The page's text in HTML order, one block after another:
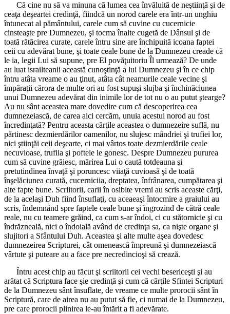
Că cine nu să va minuna că lumea cea învăluită de neştiinţă şi de
ceaţa deşeartei credinţă, fiindcă un norod carele era într-un unghiu
întunecat al pământului, carele cum să cuvine cu cucernicie
cinsteaşte pre Dumnezeu, şi tocma înalte cugetă de Dânsul şi de
toată rătăcirea curate, carele întru sine are închipuită icoana faptei
ceii cu adevărat bune, şi toate ceale bune de la Dumnezeu creade că
le ia, legii Lui să supune, pre El povăţuitoriu Îl urmează? De unde
au luat israilteanii această cunoştinţă a lui Dumnezeu şi în ce chip
întru atâta vreame o au ţinut, atâta cât neamurile ceale vecine şi
împăraţii cărora de multe ori au fost supuşi slujba şi închinăciunea
unui Dumnezeu adevărat din inimile lor de tot nu o au putut ştearge?
Au nu sânt aceastea mare dovedire cum că descoperirea cea
dumnezeiască, de carea aici cercăm, unuia acestui norod au fost
încredinţată? Pentru aceasta cărţile aceastea o dumnezeire suflă, nu
părtinesc dezmierdărilor oamenilor, nu slujesc mândriei şi trufiei lor,
nici ştiinţăi ceii deşearte, ci mai vârtos toate dezmierdările ceale
necuvioase, trufiia şi poftele le gonesc. Despre Dumnezeu pururea
cum să cuvine grăiesc, mărirea Lui o caută totdeauna şi
pretutindinea învaţă şi poruncesc viiaţă cuvioasă şi de toată
înşelăciunea curată, cucerniciia, dreptatea, înfrânarea, cumpătarea şi
alte fapte bune. Scriitorii, carii în osibite vremi au scris aceaste cărţi,
de la acelaşi Duh fiind însuflaţi, cu aceaeaşi întocmire a graiului au
scris, îndemnând spre faptele ceale bune şi îngrozind de cătră ceale
reale, nu cu teamere grăind, ca cum s-ar îndoi, ci cu stătornicie şi cu
îndrăzneală, nici o îndoială având de credinţa sa, ca nişte organe şi
slujitori a Sfântului Duh. Aceastea şi alte multe aşea dovedesc
dumnezeirea Scripturei, cât omenească împreună şi dumnezeiască
vârtute şi puteare au a face pre necredincioşi să crează.
Întru acest chip au făcut şi scriitorii cei vechi besericeşti şi au
arătat că Scriptura face şie credinţă şi cum că cărţile Sfintei Scripturi
de la Dumnezeu sânt însuflate, de vreame ce multe prorocii sânt în
Scriptură, care de airea nu au putut să fie, ci numai de la Dumnezeu,
pre care prorocii plinirea le-au întărit a fi adevărate.